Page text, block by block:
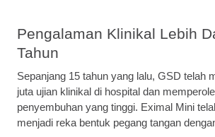
Pengalaman Klinikal Lebih
Tahun
Sepanjang 15 tahun yang lalu, GSD telah
juta ujian klinikal di hospital dan
penyembuhan yang tinggi. Eximal Mini
menjadi reka bentuk pegang tangan